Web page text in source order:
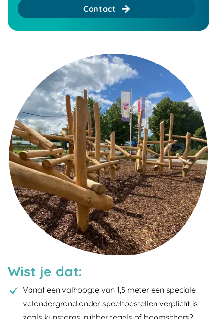
Contact
Wist je dat:
Vanaf een valhoogte van 1,5 meter een speciale
valondergrond onder speeltoestellen verplicht is
zoals kunstgras, rubber tegels of boomschors?